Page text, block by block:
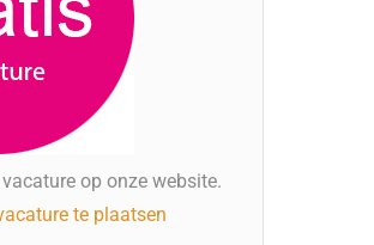
op onze website.
te plaatsen